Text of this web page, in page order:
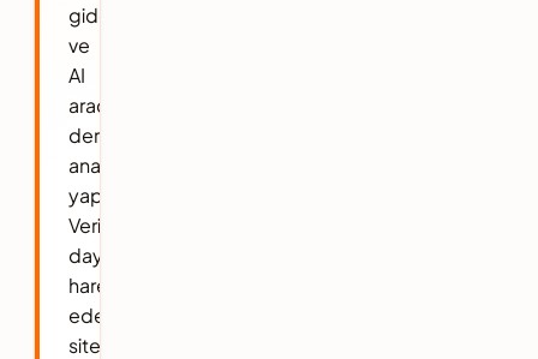
giderin
ve
AI
araçlarıyla
derinlemesine
analiz
yapın.
Verilere
dayalı
hareket
ederek,
sitenizin